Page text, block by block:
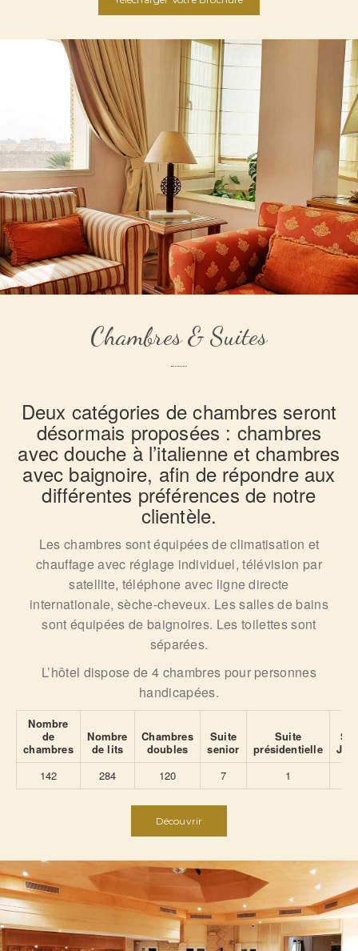
Chambres & Suites
Deux catégories de chambres seront
désormais proposées : chambres
avec douche à l’italienne et chambres
avec baignoire, afin de répondre aux
différentes préférences de notre
clientèle.
Les chambres sont équipées declimatisation et
chauffage avec réglage individuel, télévision par
satellite, téléphone avec ligne directe
internationale,sèche-cheveux. Les salles de bains
sont équipées de baignoires. Les toilettes sont
séparées.
L’hôtel dispose de 4 chambres pour personnes
handicapées.
Nombre
de
chambres
Nombre
de lits
Chambres
doubles
Suite
senior
Suite
présidentielle
142
284 120 7 1
Découvrir